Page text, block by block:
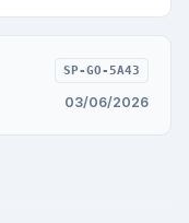
SP-GO-5A43
03/06/2026